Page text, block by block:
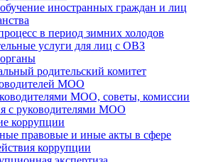
иностранных граждан и лиц
в период зимних холодов
услуги для лиц с ОВЗ
родительский комитет
МОО
МОО, советы, комиссии
с руководителями МОО
коррупции
правовые и иные акты в сфере
коррупции